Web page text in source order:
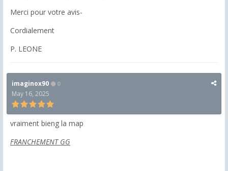
Merci pour votre avis-
Cordialement
P. LEONE
imaginox90 0
May 16, 2025
vraiment bieng la map
FRANCHEMENT GG